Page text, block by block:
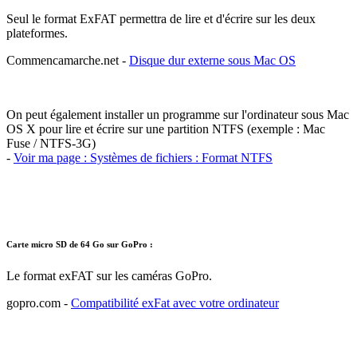
Seul le format ExFAT permettra de lire et d'écrire sur les deux
plateformes.
Commencamarche.net - Disque dur externe sous Mac OS
On peut également installer un programme sur l'ordinateur sous Mac
OS X pour lire et écrire sur une partition NTFS (exemple : Mac
Fuse / NTFS-3G)
- Voir ma page : Systèmes de fichiers : Format NTFS
Carte micro SD de 64 Go sur GoPro :
Le format exFAT sur les caméras GoPro.
gopro.com - Compatibilité exFat avec votre ordinateur